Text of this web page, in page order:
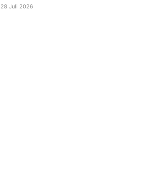
28 Juli 2026